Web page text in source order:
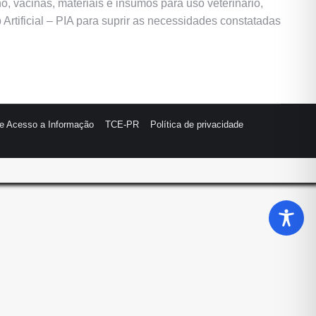
vacinas, materiais e insumos para uso veterinário,
– PIA para suprir as necessidades constatadas
Acesso a Informação TCE-PR
Política de privacidade